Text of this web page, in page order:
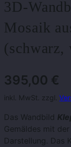
3D-
Mosaik
(schwarz,
395,00 €
inkl. MwSt. zzgl.
Das Wandbild
Gemäldes mit
Darstellung. Das